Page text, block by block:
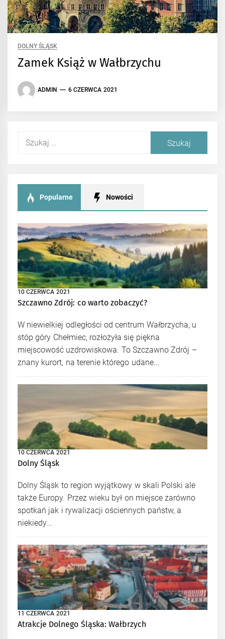
DOLNY ŚLĄSK
Zamek Książ w Wałbrzychu
ADMIN 6 CZERWCA 2021
Popularne Nowości
10 CZERWCA 2021
Szczawno Zdrój: co warto zobaczyć?
W niewielkiej odległości od centrum Wałbrzycha, u
stóp góry Chełmiec, rozłożyła się piękna
miejscowość uzdrowiskowa. To Szczawno Zdrój –
znany kurort, na terenie którego udane...
10 CZERWCA 2021
Dolny Śląsk
Dolny Śląsk to region wyjątkowy w skali Polski ale
także Europy. Przez wieku był on miejsce zarówno
spotkań jak i rywalizacji ościennych państw, a
niekiedy...
11 CZERWCA 2021
Atrakcje Dolnego Śląska: Wałbrzych